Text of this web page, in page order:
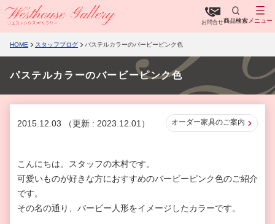
お問合せ商品検索 メニュー
HOME スタッフブログ パステルカラーのバービーピンク色
パステルカラーのバービーピンク色
2015.12.03 （更新 : 2023.12.01） オーダー家具のご案内
こんにちは。スタッフの木村です。
可愛いものが好きな方におすすめのバービーピンク色のご紹介
です。
その名の通り、バービー人形をイメージしたカラーです。